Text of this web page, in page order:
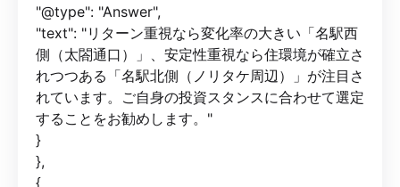
"@type": "Answer",
"text": "リターン重視なら変化率の大きい「名駅西
側（太閤通口）」、安定性重視なら住環境が確立さ
れつつある「名駅北側（ノリタケ周辺）」が注目さ
れています。ご自身の投資スタンスに合わせて選定
することをお勧めします。"
}
},
{